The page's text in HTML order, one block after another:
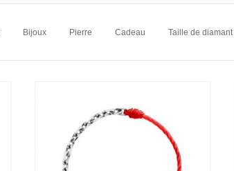
Bijoux Pierre Cadeau Taille de diamant